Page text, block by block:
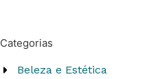
Categorias
Beleza e Estética